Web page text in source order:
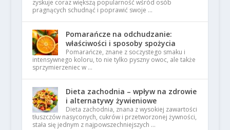
zyskuje coraz większą popularność wśród osób
pragnących schudnąć i poprawić swoje …
Pomarańcze na odchudzanie:
właściwości i sposoby spożycia
Pomarańcze, znane z soczystego smaku i
intensywnego koloru, to nie tylko pyszny owoc, ale także
sprzymierzeniec w …
Dieta zachodnia – wpływ na zdrowie
i alternatywy żywieniowe
Dieta zachodnia, znana z wysokiej zawartości
tłuszczów nasyconych, cukrów i przetworzonej żywności,
stała się jednym z najpowszechniejszych …